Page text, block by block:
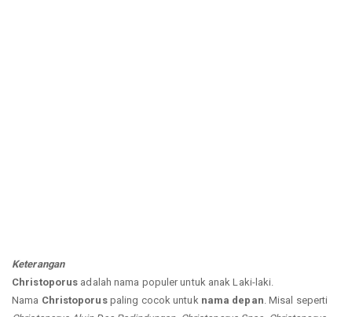
Keterangan
Christoporus adalah nama populer untuk anak Laki-laki.
Nama Christoporuspaling cocok untuk nama depan . Misal seperti